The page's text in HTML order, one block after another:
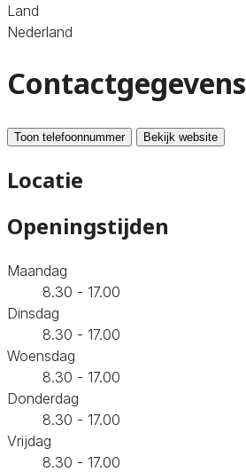
Land
Nederland
Contactgegevens
Toon telefoonnummer Bekijk website
Locatie
Openingstijden
Maandag
8.30 - 17.00
Dinsdag
8.30 - 17.00
Woensdag
8.30 - 17.00
Donderdag
8.30 - 17.00
Vrijdag
8.30 - 17.00